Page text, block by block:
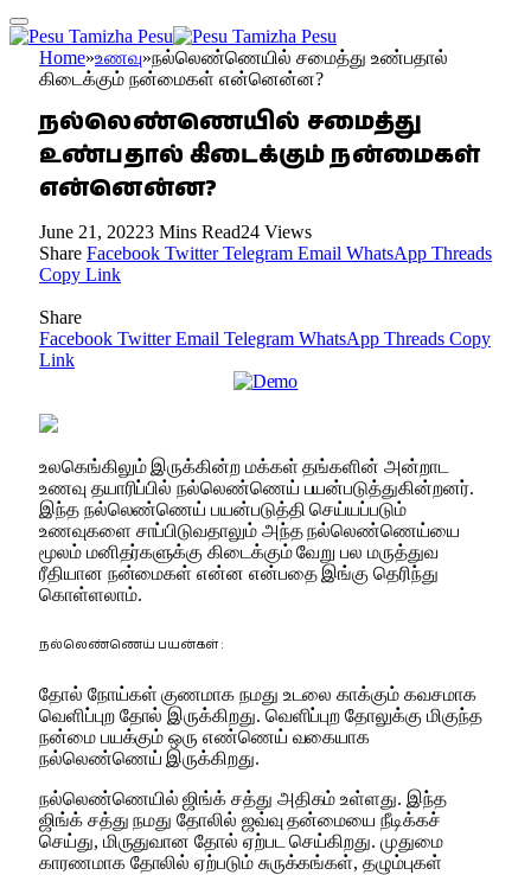
Home»உணவு»நல்லெண்ணெயில் சமைத்து உண்பதால்
கிடைக்கும் நன்மைகள் என்னென்ன?
நல்லெண்ணெயில் சமைத்து
உண்பதால் கிடைக்கும் நன்மைகள்
என்னென்ன?
June 21, 20223 Mins Read24 Views
Share Facebook Twitter Telegram Email WhatsApp Threads
Copy Link
Share
Facebook Twitter Email Telegram WhatsApp Threads Copy
Link
உலகெங்கிலும் இருக்கின்ற மக்கள் தங்களின் அன்றாட
உணவு தயாரிப்பில் நல்லெண்ணெய் பயன்படுத்துகின்றனர்.
இந்த நல்லெண்ணெய் பயன்படுத்தி செய்யப்படும்
உணவுகளை சாப்பிடுவதாலும் அந்த நல்லெண்ணெய்யை
மூலம் மனிதர்களுக்கு கிடைக்கும் வேறு பல மருத்துவ
ரீதியான நன்மைகள் என்ன என்பதை இங்கு தெரிந்து
கொள்ளலாம்.
நல்லெண்ணெய் பயன்கள் :
தோல் நோய்கள் குணமாக நமது உடலை காக்கும் கவசமாக
வெளிப்புற தோல் இருக்கிறது. வெளிப்புற தோலுக்கு மிகுந்த
நன்மை பயக்கும் ஒரு எண்ணெய் வகையாக
நல்லெண்ணெய் இருக்கிறது.
நல்லெண்ணெயில் ஜிங்க் சத்து அதிகம் உள்ளது. இந்த
ஜிங்க் சத்து நமது தோலில் ஜவ்வு தன்மையை நீடிக்கச்
செய்து, மிருதுவான தோல் ஏற்பட செய்கிறது. முதுமை
காரணமாக தோலில் ஏற்படும் சுருக்கங்கள், தழும்புகள்